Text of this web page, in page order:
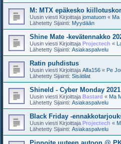
M: MTX epäkesko
Uusin viesti Kirjoittaja jomatuom « Ma
Lähetetty Sijainti: Myydään
Shine Mate -kevätennakko
Uusin viesti Kirjoittaja Projectech «
Lähetetty Sijainti: Asiakaspalvelu
Ratin puhdistus
Uusin viesti Kirjoittaja Alfa156 « Pe
Lähetetty Sijainti: Sisätilat
Shineld - Cyber Monday 2021
Uusin viesti Kirjoittaja Bastard « Ma
Lähetetty Sijainti: Asiakaspalvelu
Black Friday -
Uusin viesti Kirjoittaja Projectech «
Lähetetty Sijainti: Asiakaspalvelu
Pinnoite uuteen autoon @